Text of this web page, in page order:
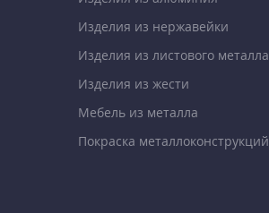
Изделия из нержавейки
Изделия из листового металла
Изделия из жести
Мебель из металла
Покраска металлоконструкций